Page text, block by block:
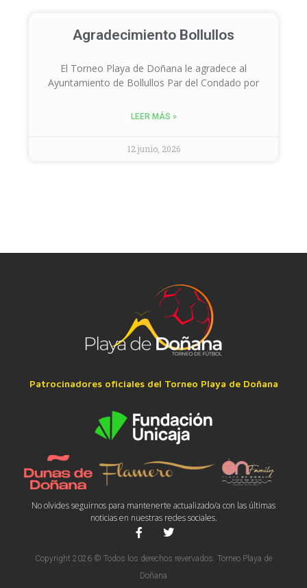
Agradecimiento Bollullos
El Torneo Playa de Doñana le agradece al
Ayuntamiento de Bollullos Par del Condado por
LEER MÁS »
12 junio, 2026
Patrocinadores oficiales del Torneo Playa de Doñana
No olvides seguirnos para mantenerte actualizado/a con las últimas
noticias en nuestras redes sociales.
Copyright 2026 © Todos los derechos revervados. Torneo Playa de
Doñana